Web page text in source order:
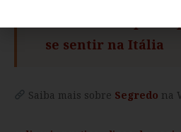
se sentir na Itália
Saiba mais sobre Segredo na